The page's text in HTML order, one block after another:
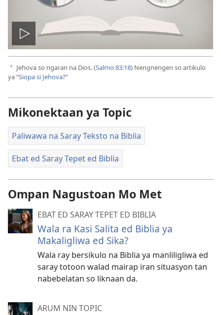
I-
play
so
video
a Jehova so ngaran na Dios. (Salmo 83:18) Nengnengen so artikulo
ya “Siopa si Jehova?”
Mikonektaan ya Topic
Paliwawa na Saray Teksto na Biblia
Ebat ed Saray Tepet ed Biblia
Ompan Nagustoan Mo Met
EBAT ED SARAY TEPET ED BIBLIA
Wala ra Kasi Salita ed Biblia ya
Makaligliwa ed Sika?
Wala ray bersikulo na Biblia ya manliligliwa ed
saray totoon walad mairap iran situasyon tan
nabebelatan so liknaan da.
ARUM NIN TOPIC